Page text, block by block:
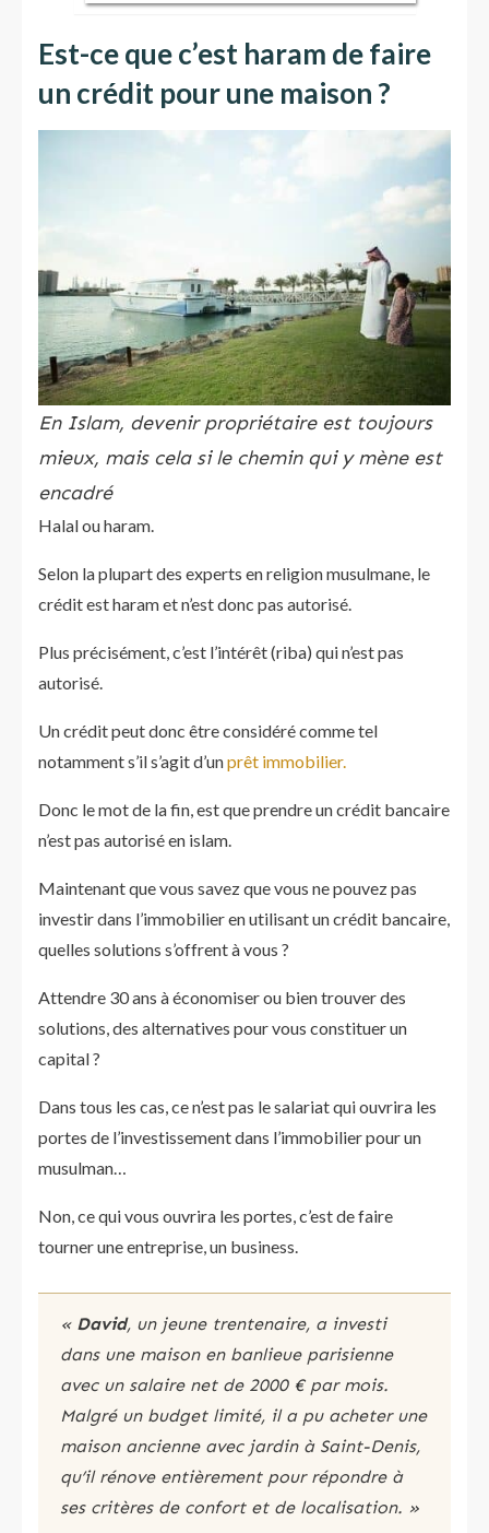
Est-ce que c’est haram de faire
un crédit pour une maison ?
En Islam, devenir propriétaire est toujours
mieux, mais cela si le chemin qui y mène est
encadré
Halal ou haram.
Selon la plupart des experts en religion musulmane, le
crédit est haram et n’est donc pas autorisé.
Plus précisément, c’est l’intérêt (riba) qui n’est pas
autorisé.
Un crédit peut donc être considéré comme tel
notamment s’il s’agit d’unprêt immobilier.
Donc le mot de la fin, est que prendre un crédit bancaire
n’est pas autorisé en islam.
Maintenant que vous savez que vous ne pouvez pas
investir dans l’immobilier en utilisant un crédit bancaire,
quelles solutions s’offrent à vous ?
Attendre 30 ans à économiser ou bien trouver des
solutions, des alternatives pour vous constituer un
capital ?
Dans tous les cas, ce n’est pas le salariat qui ouvrira les
portes de l’investissement dans l’immobilier pour un
musulman…
Non, ce qui vous ouvrira les portes, c’est de faire
tourner une entreprise, un business.
« David, un jeune trentenaire, a investi
dans une maison en banlieue parisienne
avec un salaire net de 2000 € par mois.
Malgré un budget limité, il a pu acheter une
maison ancienne avec jardin à Saint-Denis,
qu’il rénove entièrement pour répondre à
ses critères de confort et de localisation​​. »